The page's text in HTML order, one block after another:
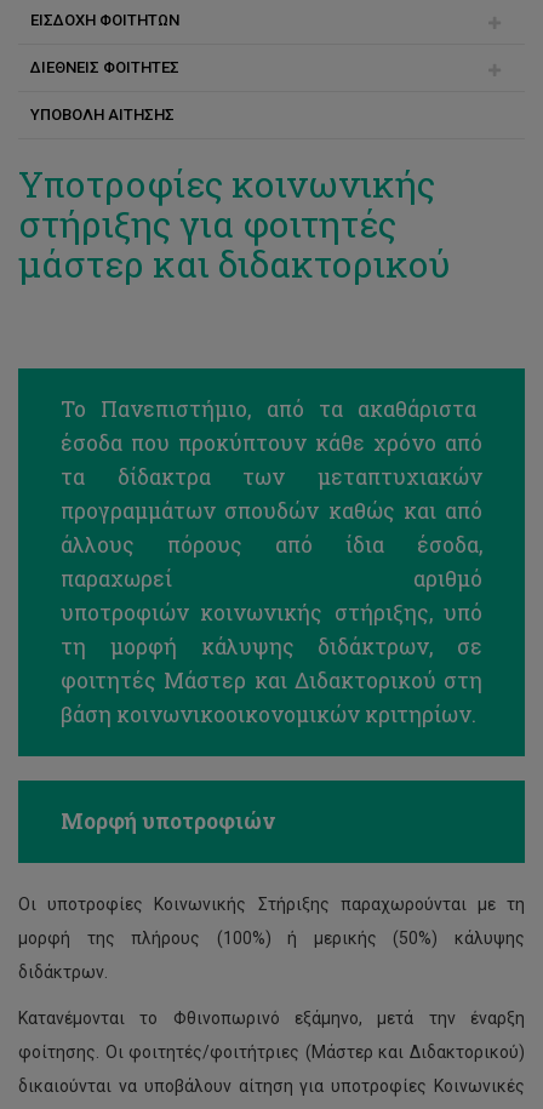
MSc Ενεργειακά Συστήματα
MSc Επιστήμες Αναπτυξιακών Διαταραχών Επικοινωνίας
MA Ιστορία και Θεωρία της Τέχνης
MSc Χρηματοοικονομική Διοίκηση
Μαιευτική
MSc Μηχανολογική Μηχανική
Διατμηματικό MSc στα Ναυτιλιακά και
Χρηματοοικονομικά
MSc Πολιτική Μηχανική και Αειφόρος Σχεδιασμός
MSc Επιστήμες Αναπτυξιακών Διαταραχών Επικοινωνίας
MSc Experiential Digital Marketing Communications
Τρόποι πληρωμής
Συνέπειες μη πληρωμής
ΕΙΣΔΟΧΗ ΦΟΙΤΗΤΩΝ
Εγγραφή
Συχνές ερωτήσεις
ΔΙΕΘΝΕΙΣ ΦΟΙΤΗΤΕΣ
Πριν την άφιξη
ΥΠΟΒΟΛΗ ΑΙΤΗΣΗΣ
Υποτροφίες κοινωνικής
στήριξης για φοιτητές
μάστερ και διδακτορικού
Το Πανεπιστήμιο, από τα ακαθάριστα
έσοδα που προκύπτουν κάθε χρόνο από
τα δίδακτρα των μεταπτυχιακών
προγραμμάτων σπουδών καθώς και από
άλλους πόρους από ίδια έσοδα,
παραχωρεί αριθμό
υποτροφιών κοινωνικής στήριξης, υπό
τη μορφή κάλυψης διδάκτρων, σε
φοιτητές Μάστερ και Διδακτορικού στη
βάση κοινωνικοοικονομικών κριτηρίων.
Μορφή υποτροφιών
Οι υποτροφίες Κοινωνικής Στήριξης παραχωρούνται με τη
μορφή της πλήρους (100%) ή μερικής (50%) κάλυψης
διδάκτρων.
Κατανέμονται το Φθινοπωρινό εξάμηνο, μετά την έναρξη
φοίτησης. Οι φοιτητές/φοιτήτριες (Μάστερ και Διδακτορικού)
δικαιούνται να υποβάλουν αίτηση για υποτροφίες Κοινωνικές